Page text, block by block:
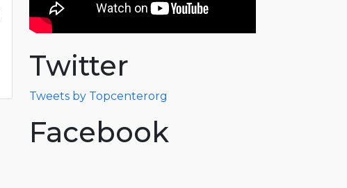
Twitter
Tweets by Topcenterorg
Facebook